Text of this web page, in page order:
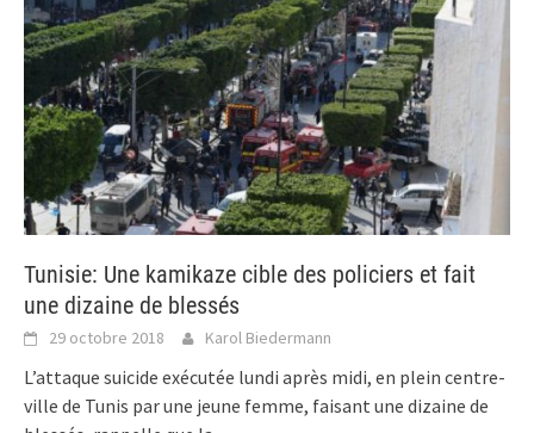
Tunisie: Une kamikaze cible des policiers et fait
une dizaine de blessés
29 octobre 2018 Karol Biedermann
L’attaque suicide exécutée lundi après midi, en plein centre-
ville de Tunis par une jeune femme, faisant une dizaine de